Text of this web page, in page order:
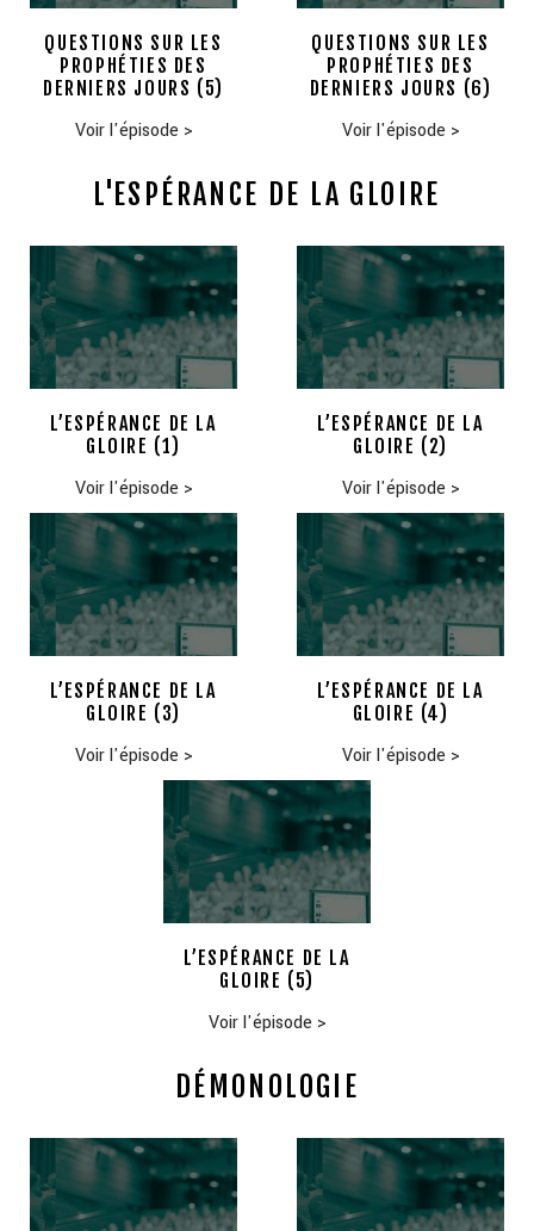
QUESTIONS SUR LES
PROPHÉTIES DES
DERNIERS JOURS (5)
Voir l'épisode >
QUESTIONS SUR LES
PROPHÉTIES DES
DERNIERS JOURS (6)
Voir l'épisode >
L'ESPÉRANCE DE LA GLOIRE
L’ESPÉRANCE DE LA
GLOIRE (1)
Voir l'épisode >
L’ESPÉRANCE DE LA
GLOIRE (2)
Voir l'épisode >
L’ESPÉRANCE DE LA
GLOIRE (3)
Voir l'épisode >
L’ESPÉRANCE DE LA
GLOIRE (4)
Voir l'épisode >
L’ESPÉRANCE DE LA
GLOIRE (5)
Voir l'épisode >
DÉMONOLOGIE